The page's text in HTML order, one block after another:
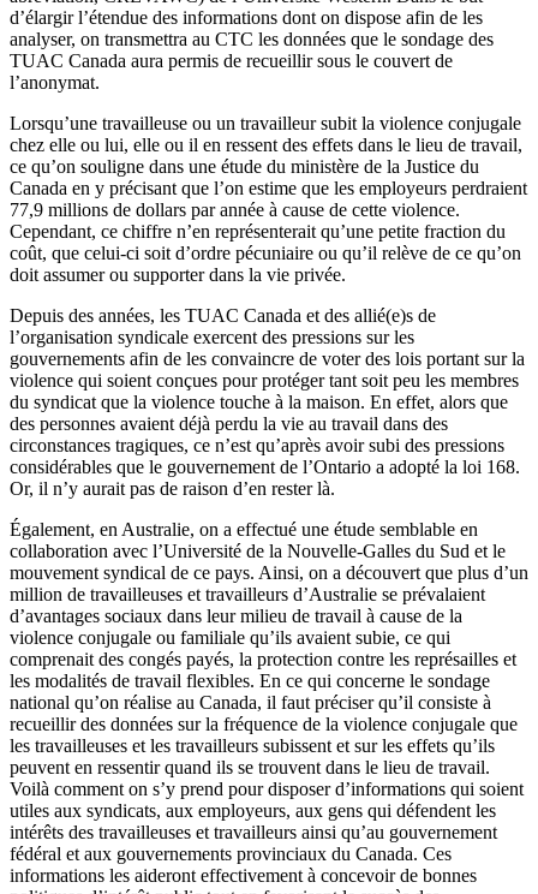
d’élargir l’étendue des informations dont on dispose afin de les
analyser, on transmettra au CTC les données que le sondage des
TUAC Canada aura permis de recueillir sous le couvert de
l’anonymat.
Lorsqu’une travailleuse ou un travailleur subit la violence conjugale
chez elle ou lui, elle ou il en ressent des effets dans le lieu de travail,
ce qu’on souligne dans une étude du ministère de la Justice du
Canada en y précisant que l’on estime que les employeurs perdraient
77,9 millions de dollars parannée à cause de cette violence.
Cependant, ce chiffre n’en représenterait qu’une petite fraction du
coût, que celui-ci soit d’ordre pécuniaire ou qu’il relève de ce qu’on
doit assumer ou supporterdans la vie privée.
Depuis des années, les TUAC Canada et des allié(e)s de
l’organisation syndicale exercent des pressions sur les
gouvernements afin de les convaincre de voter des lois portant sur la
violence qui soient conçues pour protéger tant soit peu les membres
du syndicat que la violence touche à la maison. En effet, alors que
des personnes avaient déjà perdu la vie au travail dans des
circonstances tragiques, ce n’est qu’après avoir subi des pressions
considérables que le gouvernement de l’Ontario a adopté la loi 168.
Or, il n’y aurait pas de raison d’en rester là.
Également, en Australie, on a effectué une étude semblable en
collaboration avec l’Université de la Nouvelle-Galles du Sud et le
mouvement syndical de ce pays. Ainsi, on a découvert que plus d’un
million de travailleuses et travailleurs d’Australie se prévalaient
d’avantages sociaux dans leur milieu de travail à cause de la
violence conjugale ou familiale qu’ils avaient subie, ce qui
comprenait des congés payés, la protection contre les représailles et
les modalités de travail flexibles. En ce qui concerne le sondage
national qu’on réalise au Canada, il faut préciser qu’il consiste à
recueillir des données sur la fréquence de la violence conjugale que
les travailleuses et les travailleurs subissent et sur les effets qu’ils
peuvent en ressentir quand ils se trouvent dans le lieu de travail.
Voilà comment on s’y prend pour disposer d’informations qui soient
utiles aux syndicats, aux employeurs, aux gens qui défendent les
intérêts des travailleuses et travailleurs ainsi qu’au gouvernement
fédéral et aux gouvernements provinciaux du Canada. Ces
informations les aideront effectivement à concevoir de bonnes